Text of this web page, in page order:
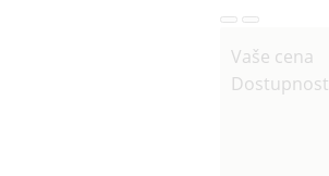
Vaše cena
Dostupnost